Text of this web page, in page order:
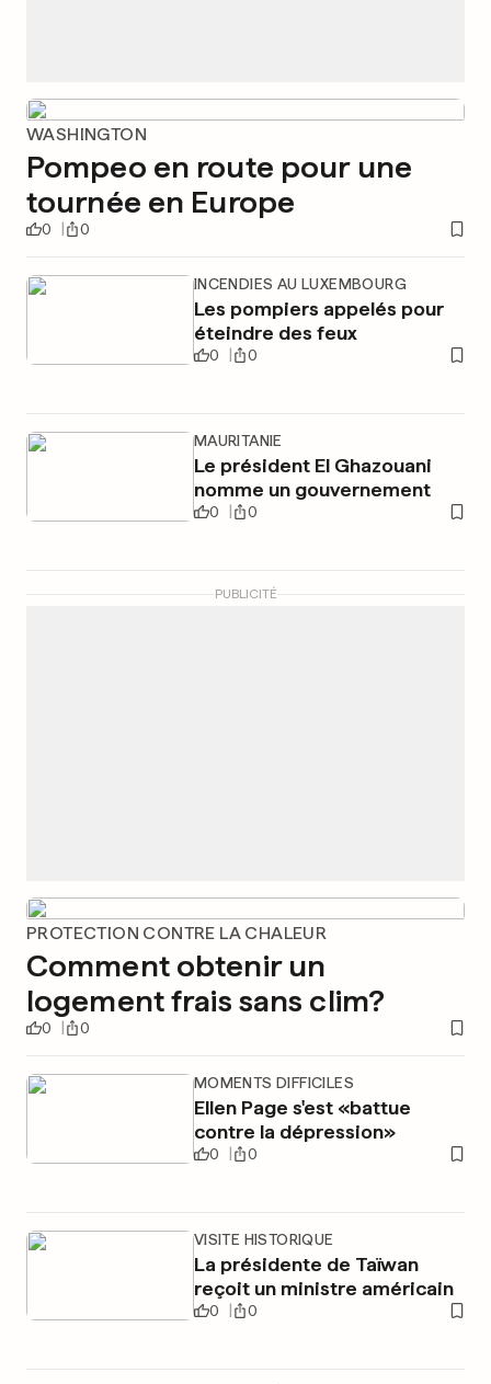
WASHINGTON
Pompeo en route pour une
tournée en Europe
0 0
INCENDIES AU LUXEMBOURG
Les pompiers appelés pour
éteindre des feux
0 0
MAURITANIE
Le président El Ghazouani
nomme un gouvernement
0 0
PUBLICITÉ
PROTECTION CONTRE LA CHALEUR
Comment obtenir un
logement frais sans clim?
0 0
MOMENTS DIFFICILES
Ellen Page s'est «battue
contre la dépression»
0 0
VISITE HISTORIQUE
La présidente de Taïwan
reçoit un ministre américain
0 0